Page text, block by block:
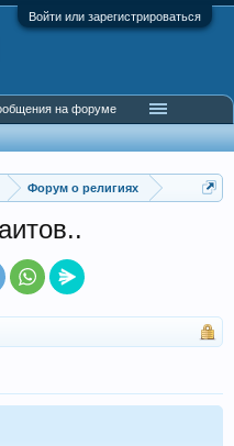
Войти или зарегистрироваться
Форум о религиях
на форуме